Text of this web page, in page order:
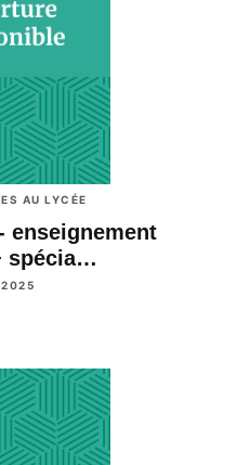
AU LYCÉE
enseignement
spécia…